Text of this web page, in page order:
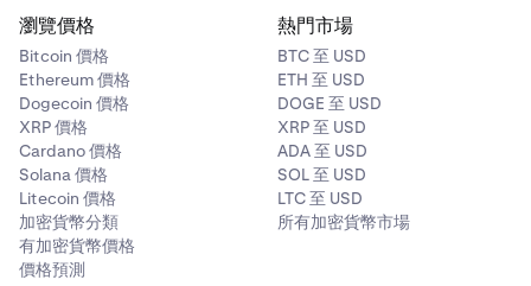
瀏覽價格
Bitcoin 價格
Ethereum 價格
Dogecoin 價格
XRP 價格
Cardano 價格
Solana 價格
Litecoin 價格
加密貨幣分類
有加密貨幣價格
價格預測
熱門市場
BTC 至 USD
ETH 至 USD
DOGE 至 USD
XRP 至 USD
ADA 至 USD
SOL 至 USD
LTC 至 USD
所有加密貨幣市場